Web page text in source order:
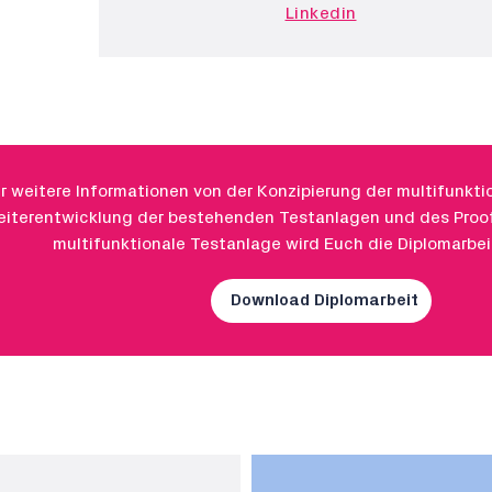
Linkedin
weitere Informationen von der Konzipierung der
der bestehenden Testanlagen und des
multifunktionale Testanlage wird Euch die
Download Diplomarbeit